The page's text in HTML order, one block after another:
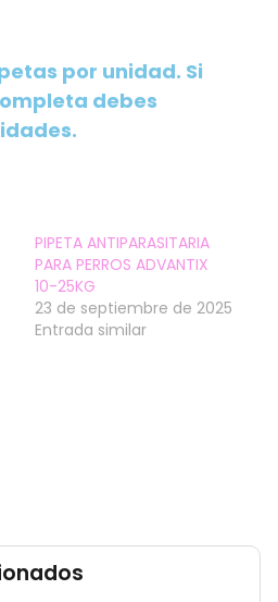
por unidad. Si
debes
PIPETA ANTIPARASITARIA
PARA PERROS ADVANTIX
10-25KG
23 de septiembre de 2025
Entrada similar